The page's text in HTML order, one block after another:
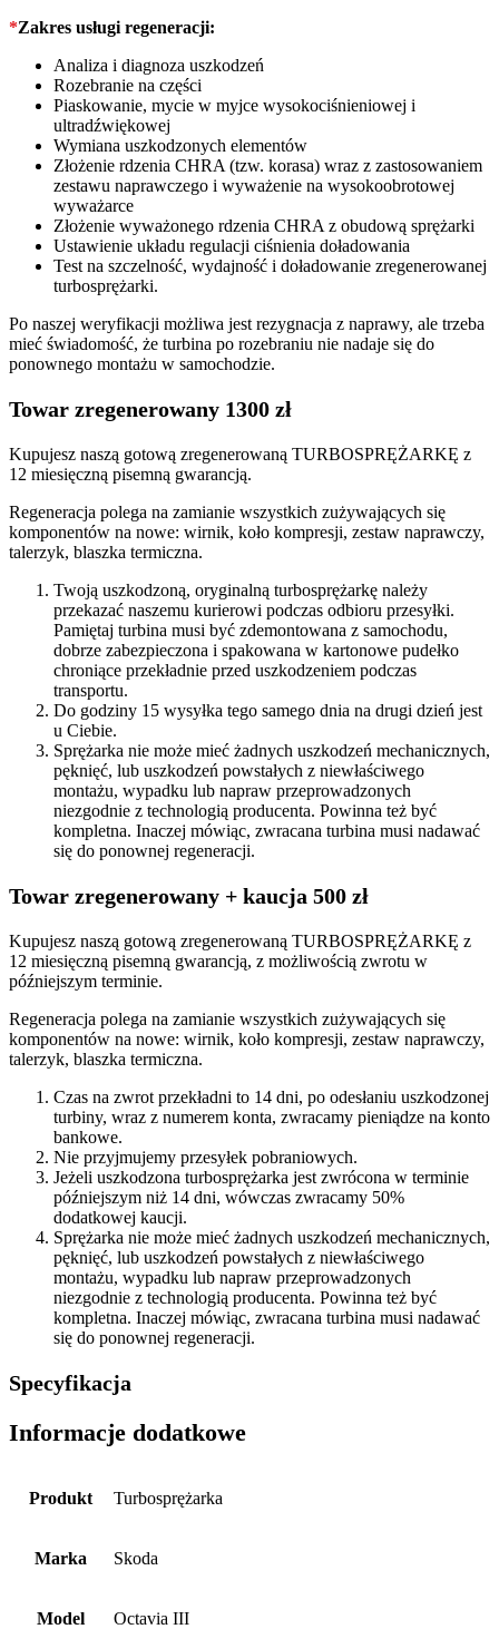
*Zakres usługi regeneracji:
Analiza i diagnoza uszkodzeń
Rozebranie na części
Piaskowanie, mycie w myjce wysokociśnieniowej i
ultradźwiękowej
Wymiana uszkodzonych elementów
Złożenie rdzenia CHRA (tzw. korasa) wraz z zastosowaniem
zestawu naprawczego i wyważenie na wysokoobrotowej
wyważarce
Złożenie wyważonego rdzenia CHRA z obudową sprężarki
Ustawienie układu regulacji ciśnienia doładowania
Test na szczelność, wydajność i doładowanie zregenerowanej
turbosprężarki.
Po naszej weryfikacji możliwa jest rezygnacja z naprawy, ale trzeba
mieć świadomość, że turbina po rozebraniu nie nadaje się do
ponownego montażu w samochodzie.
Towar zregenerowany 1300 zł
Kupujesz naszą gotową zregenerowaną TURBOSPRĘŻARKĘ z
12 miesięczną pisemną gwarancją.
Regeneracja polega na zamianie wszystkich zużywających się
komponentów na nowe: wirnik, koło kompresji, zestaw naprawczy,
talerzyk, blaszka termiczna.
Twoją uszkodzoną, oryginalną turbosprężarkę należy
przekazać naszemu kurierowi podczas odbioru przesyłki.
Pamiętaj turbina musi być zdemontowana z samochodu,
dobrze zabezpieczona i spakowana w kartonowe pudełko
chroniące przekładnie przed uszkodzeniem podczas
transportu.
Do godziny 15 wysyłka tego samego dnia na drugi dzień jest
u Ciebie.
Sprężarka nie może mieć żadnych uszkodzeń mechanicznych,
pęknięć, lub uszkodzeń powstałych z niewłaściwego
montażu, wypadku lub napraw przeprowadzonych
niezgodnie z technologią producenta. Powinna też być
kompletna. Inaczej mówiąc, zwracana turbina musi nadawać
się do ponownej regeneracji.
Towar zregenerowany + kaucja 500 zł
Kupujesz naszą gotową zregenerowaną TURBOSPRĘŻARKĘ z
12 miesięczną pisemną gwarancją, z możliwością zwrotu w
późniejszym terminie.
Regeneracja polega na zamianie wszystkich zużywających się
komponentów na nowe: wirnik, koło kompresji, zestaw naprawczy,
talerzyk, blaszka termiczna.
Czas na zwrot przekładni to 14 dni, po odesłaniu uszkodzonej
turbiny, wraz z numerem konta, zwracamy pieniądze na konto
bankowe.
Nie przyjmujemy przesyłek pobraniowych.
Jeżeli uszkodzona turbosprężarka jest zwrócona w terminie
późniejszym niż 14 dni, wówczas zwracamy 50%
dodatkowej kaucji.
Sprężarka nie może mieć żadnych uszkodzeń mechanicznych,
pęknięć, lub uszkodzeń powstałych z niewłaściwego
montażu, wypadku lub napraw przeprowadzonych
niezgodnie z technologią producenta. Powinna też być
kompletna. Inaczej mówiąc, zwracana turbina musi nadawać
się do ponownej regeneracji.
Specyfikacja
Informacje dodatkowe
Produkt Turbosprężarka
Marka Skoda
Model Octavia III